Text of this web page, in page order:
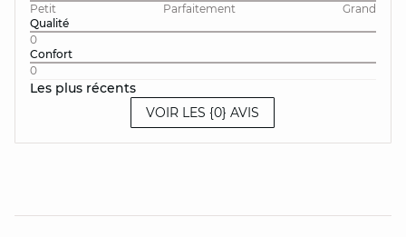
Petit
Parfaitement
Grand
Qualité
0
Confort
0
Les plus récents
VOIR LES {0} AVIS